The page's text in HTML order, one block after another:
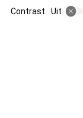
Contrast Uit